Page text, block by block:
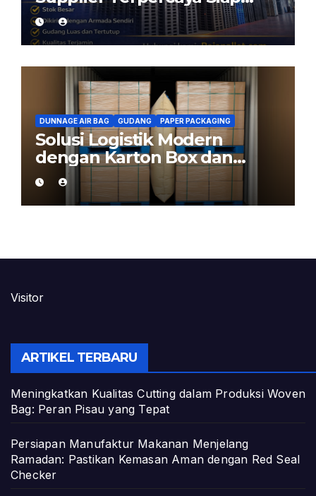
Kirim dari Cikarang
DUNNAGE AIR BAG GUDANG PAPER PACKAGING
Solusi Logistik Modern
dengan Karton Box dan
Dunnage Air Bag
Visitor
ARTIKEL TERBARU
Meningkatkan Kualitas Cutting dalam Produksi Woven
Bag: Peran Pisau yang Tepat
Persiapan Manufaktur Makanan Menjelang
Ramadan: Pastikan Kemasan Aman dengan Red Seal
Checker